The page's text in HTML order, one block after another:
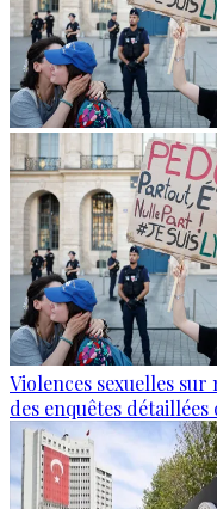
Violences sexuelles
des enquêtes